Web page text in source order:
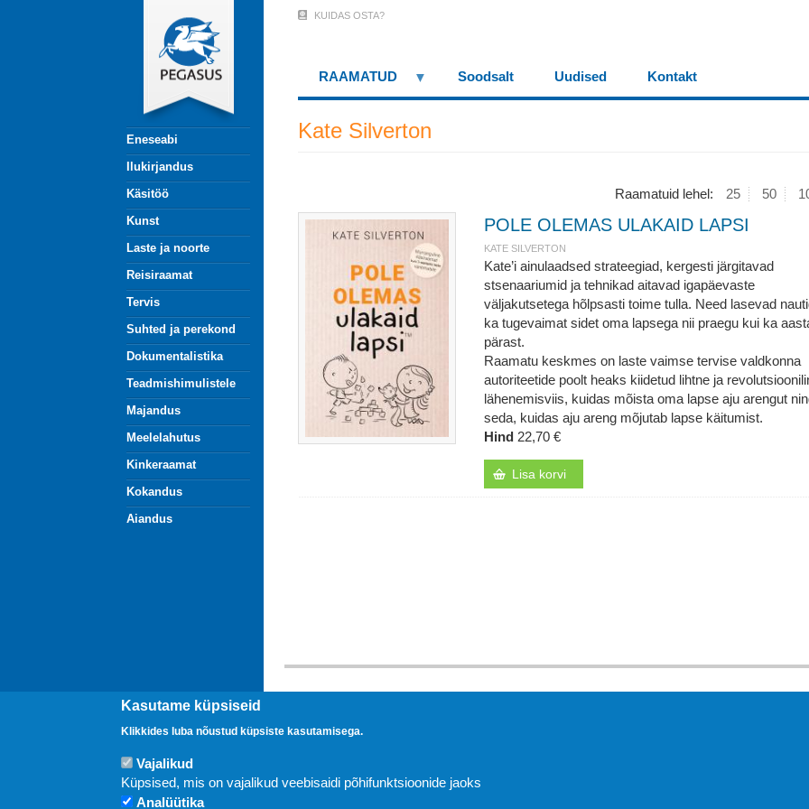
Eneseabi
Ilukirjandus
Käsitöö
Kunst
Laste ja noorte
Reisiraamat
Tervis
Suhted ja perekond
Dokumentalistika
Teadmishimulistele
Majandus
Meelelahutus
Kinkeraamat
Kokandus
Aiandus
Menu
(logged
KUIDAS OSTA?
RAAMATUD Soodsalt Uudised Kontakt
Kate Silverton
Raamatuid lehel: 25 50
POLE OLEMAS ULAKAID LAPSI
KATE SILVERTON
Kate’i ainulaadsed strateegiad, kergesti järgitavad
stsenaariumid ja tehnikad aitavad igapäevaste
väljakutsetega hõlpsasti toime tulla. Need lasevad
ka tugevaimat sidet oma lapsega nii praegu kui ka
pärast.
Raamatu keskmes on laste vaimse tervise valdkonna
autoriteetide poolt heaks kiidetud lihtne ja
lähenemisviis, kuidas mõista oma lapse aju arengut
seda, kuidas aju areng mõjutab lapse käitumist.
Hind 22,70 €
Lisa korvi
Kasutame küpsiseid
Klikkides luba nõustud küpsiste kasutamisega.
Vajalikud
Küpsised, mis on vajalikud veebisaidi põhifunktsioonide jaoks
Analüütika